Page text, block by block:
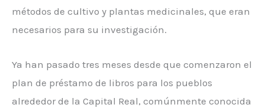
métodos de cultivo y plantas medicinales, que eran
necesarios para su investigación.
Ya han pasado tres meses desde que comenzaron el
plan de préstamo de libros para los pueblos
alrededor de la Capital Real, comúnmente conocida